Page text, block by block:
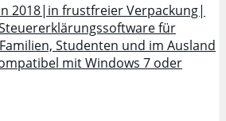
2018|in frustfreier Verpackung|
für
Studenten und im Ausland
mit Windows 7 oder